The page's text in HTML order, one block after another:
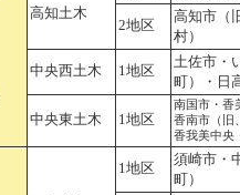
高知土木
2地区
高知市（
村）
中央西土木 1地区
土佐市・
町）・日
中央東土木 1地区
南国市・香
香南市（旧
香我美中央
1地区
須崎市・
町）